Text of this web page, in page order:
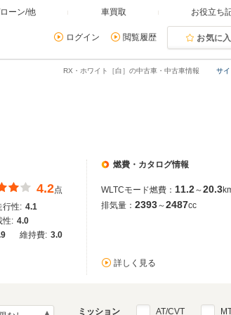
ーン/他 車買取 お役立ち
ログイン 閲覧履歴 お気に
サ
RX・ホワイト［白］の中古車・中古車情報
4.2点
行性: 4.1
性: 4.0
維持費: 3.0
燃費・カタログ情報
WLTCモード燃費： 11.2～20.3
排気量： 2393～2487cc
詳しく見る
ミッション AT/CVT